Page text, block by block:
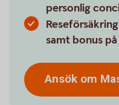
personlig
samt bonus
Ansök om